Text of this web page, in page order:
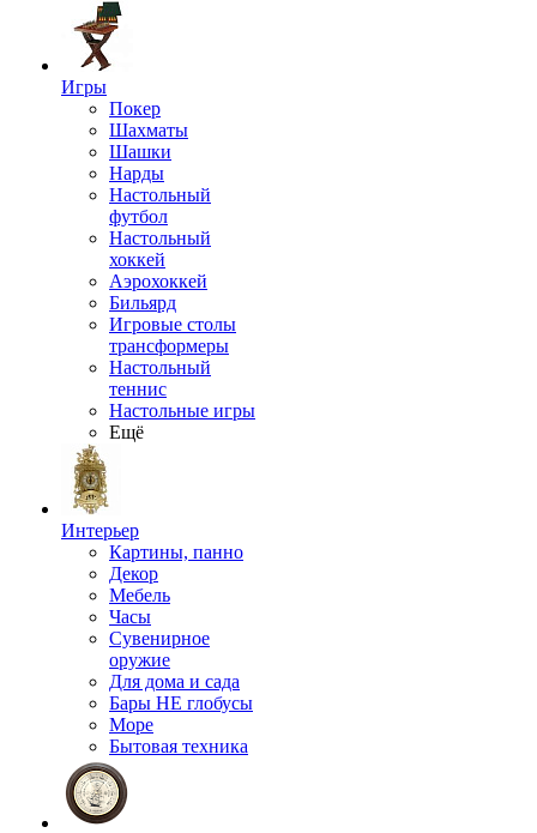
Игры
Покер
Шахматы
Шашки
Нарды
Настольный
футбол
Настольный
хоккей
Аэрохоккей
Бильярд
Игровые столы
трансформеры
Настольный
теннис
Настольные игры
Ещё
Интерьер
Картины, панно
Декор
Мебель
Часы
Сувенирное
оружие
Для дома и сада
Бары НЕ глобусы
Море
Бытовая техника